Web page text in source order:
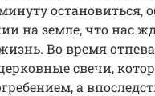
остановиться,
на земле, что нас
Во время
свечи,
а